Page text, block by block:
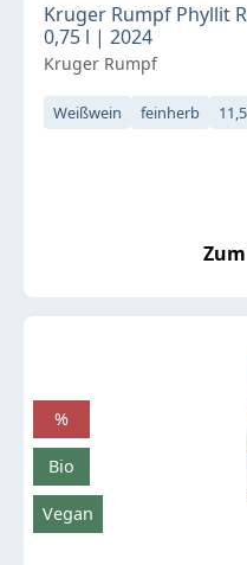
Kruger Rumpf Phyllit
0,75 l | 2024
Kruger Rumpf
Weißwein feinherb
%
Bio
Vegan